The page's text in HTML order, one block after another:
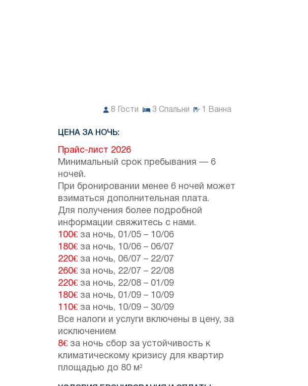
8 Гости 3 Спальни Ванна
ЦЕНА ЗА НОЧЬ:
Прайс-лист 2026
Минимальный срок пребывания — 6
ночей.
При бронировании менее 6 ночей может
взиматься дополнительная плата.
Для получения более подробной
информации свяжитесь с нами.
100€ за ночь, 01/05 – 10/06
180€ за ночь, 10/06 – 06/07
220€ за ночь, 06/07 – 22/07
260€ за ночь, 22/07 – 22/08
220€ за ночь, 22/08 – 01/09
180€ за ночь, 01/09 – 10/09
110€ за ночь, 10/09 – 30/09
Все налоги и услуги включены в цену, за
исключением
8€ за ночь сбор за устойчивость к
климатическому кризису для квартир
площадью до 80 м²